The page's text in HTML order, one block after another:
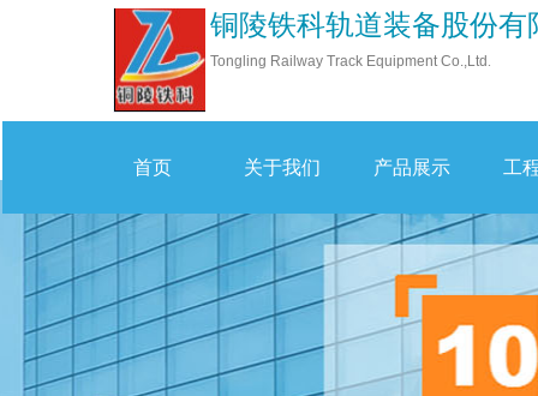
铜陵铁科轨道装备股份有
Tongling Railway Track Equipment Co.,Ltd .
首页 关于我们 产品展示 工